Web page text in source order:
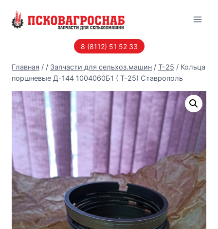
8 (8112) 51 52 33
Главная / / Запчасти для сельхоз.машин / Т-25 / Кольца
поршневые Д-144 1004060Б1 ( Т-25) Ставрополь